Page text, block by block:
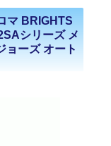
マ BRIGHTS
シリーズ メ
ョーズ オート